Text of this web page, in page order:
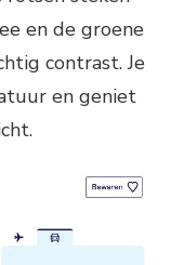
en de groene
contrast. Je
en geniet